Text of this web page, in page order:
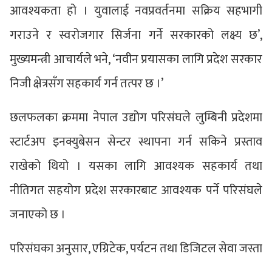
आवश्यकता हो । युवालाई नवप्रवर्तनमा सक्रिय सहभागी
गराउने र स्वरोजगार सिर्जना गर्ने सरकारको लक्ष्य छ’,
मुख्यमन्त्री आचार्यले भने, ‘नवीन प्रयासका लागि प्रदेश सरकार
निजी क्षेत्रसँग सहकार्य गर्न तत्पर छ ।’
छलफलका क्रममा नेपाल उद्योग परिसंघले लुम्बिनी प्रदेशमा
स्टार्टअप इनक्युबेसन सेन्टर स्थापना गर्न सकिने प्रस्ताव
राखेको थियो । यसका लागि आवश्यक सहकार्य तथा
नीतिगत सहयोग प्रदेश सरकारबाट आवश्यक पर्ने परिसंघले
जनाएको छ ।
परिसंघका अनुसार, एग्रिटेक, पर्यटन तथा डिजिटल सेवा जस्ता